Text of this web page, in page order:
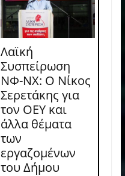
Λαϊκή
Συσπείρωση
ΝΦ-ΝΧ: O Νίκος
Σερετάκης για
τον ΟΕΥ και
άλλα θέματα
των
εργαζομένων
του Δήμου